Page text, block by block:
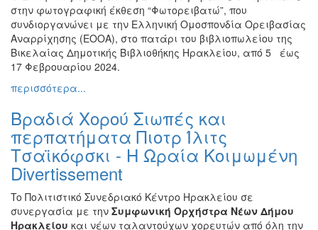
Εκδηλώσεις
ΤΟΠΟΣ
ΔΗΜΟΣ
ΠΟΛΙΤΙΣΜΟΣ
ΑΝΘΕΚΤΙΚΗ
ΠΟΛΗ
στην φωτογραφική έκθεση “Φωτορειβατώ”, που
συνδιοργανώνει με την Ελληνική Ομοσπονδία Ορειβασίας
Αναρρίχησης (EOOA), στο πατάρι του βιβλιοπωλείου της
Βικελαίας Δημοτικής Βιβλιοθήκης Ηρακλείου, από 5 έως
17 Φεβρουαρίου 2024.
περισσότερα...
Βραδιά Χορού Σιωπές και
περπατήματα Πιοτρ Ίλιτς
Τσαϊκόφσκι - Η Ωραία Κοιμωμένη
Divertissement
To Πολιτιστικό Συνεδριακό Κέντρο Ηρακλείου σε
συνεργασία με την Συμφωνική Ορχήστρα Νέων Δήμου
Ηρακλείου και νέων ταλαντούχων χορευτών από όλη την